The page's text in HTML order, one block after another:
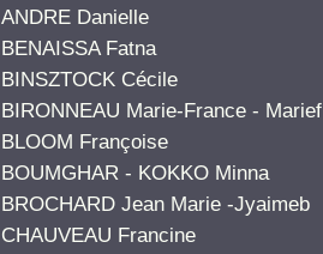
ANDRE Danielle
BENAISSA Fatna
BINSZTOCK Cécile
BIRONNEAU Marie-France - Marief
BLOOM Françoise
BOUMGHAR - KOKKO Minna
BROCHARD Jean Marie -Jyaimeb
CHAUVEAU Francine